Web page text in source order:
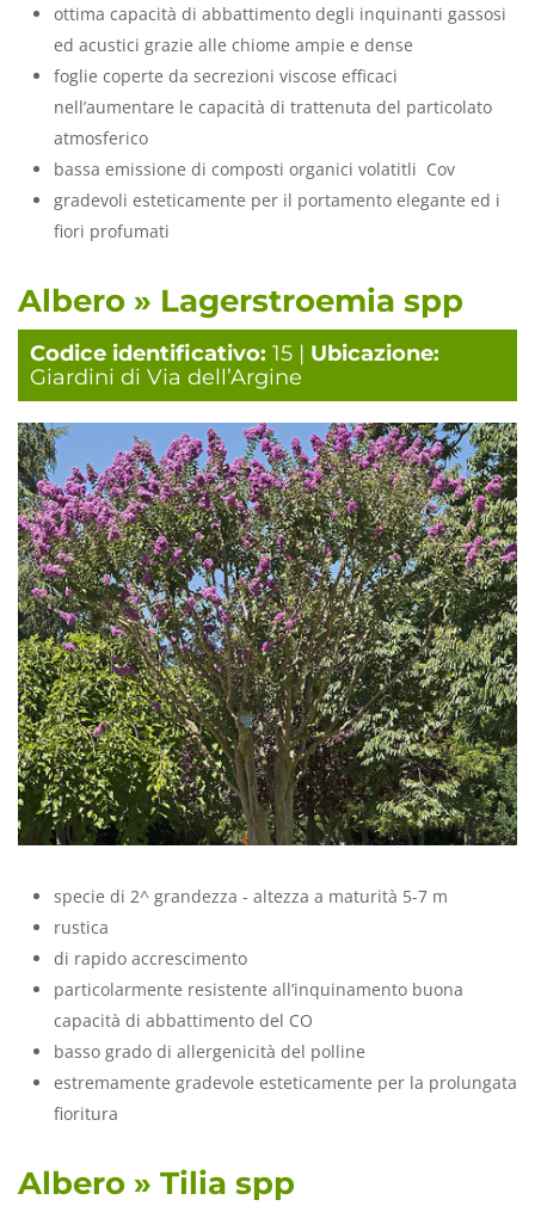
ottima capacità di abbattimento degli inquinanti gassosi
ed acustici grazie alle chiome ampie e dense
foglie coperte da secrezioni viscose efficaci
nell’aumentare le capacità di trattenuta del particolato
atmosferico
bassa emissione di composti organici volatitli Cov
gradevoli esteticamente per il portamento elegante ed i
fiori profumati
Albero » Lagerstroemia spp
Codice identificativo: 15 | Ubicazione:
Giardini di Via dell’Argine
specie di 2^ grandezza - altezza a maturità 5-7 m
rustica
di rapido accrescimento
particolarmente resistente all’inquinamento buona
capacità di abbattimento del CO
basso grado di allergenicità del polline
estremamente gradevole esteticamente per la prolungata
fioritura
Albero » Tilia spp